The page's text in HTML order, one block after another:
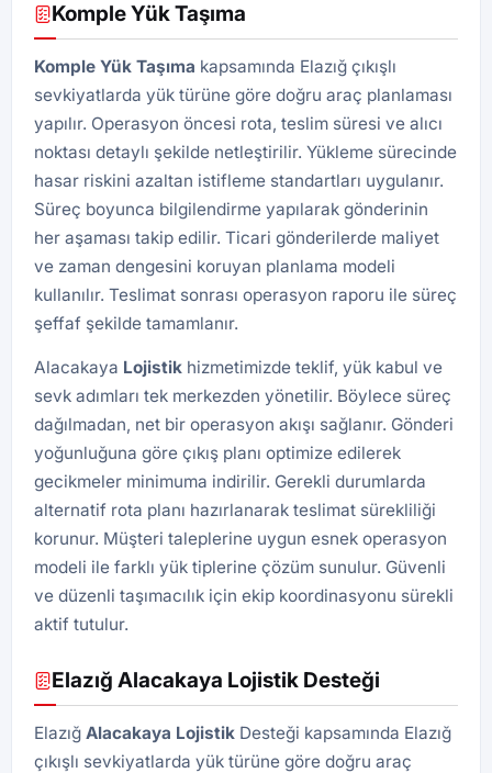
Komple Yük Taşıma
Komple Yük Taşıma kapsamında Elazığ çıkışlı
sevkiyatlarda yük türüne göre doğru araç planlaması
yapılır. Operasyon öncesi rota, teslim süresi ve alıcı
noktası detaylı şekilde netleştirilir. Yükleme sürecinde
hasar riskini azaltan istifleme standartları uygulanır.
Süreç boyunca bilgilendirme yapılarak gönderinin
her aşaması takip edilir. Ticari gönderilerde maliyet
ve zaman dengesini koruyan planlama modeli
kullanılır. Teslimat sonrası operasyon raporu ile süreç
şeffaf şekilde tamamlanır.
Alacakaya Lojistik hizmetimizde teklif, yük kabul ve
sevk adımları tek merkezden yönetilir. Böylece süreç
dağılmadan, net bir operasyon akışı sağlanır. Gönderi
yoğunluğuna göre çıkış planı optimize edilerek
gecikmeler minimuma indirilir. Gerekli durumlarda
alternatif rota planı hazırlanarak teslimat sürekliliği
korunur. Müşteri taleplerine uygun esnek operasyon
modeli ile farklı yük tiplerine çözüm sunulur. Güvenli
ve düzenli taşımacılık için ekip koordinasyonu sürekli
aktif tutulur.
Elazığ Alacakaya Lojistik Desteği
Elazığ Alacakaya Lojistik Desteği kapsamında Elazığ
çıkışlı sevkiyatlarda yük türüne göre doğru araç